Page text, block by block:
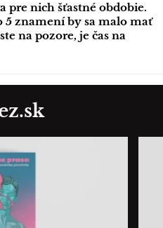
pre nich šťastné obdobie.
5 znamení by sa malo mať
na pozore, je čas na